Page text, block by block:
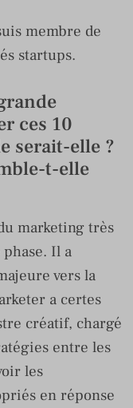
membre de
startups.
ces 10
serait-elle ?
t-elle
marketing très
Il a
vers la
a certes
créatif, chargé
entre les
les
en réponse